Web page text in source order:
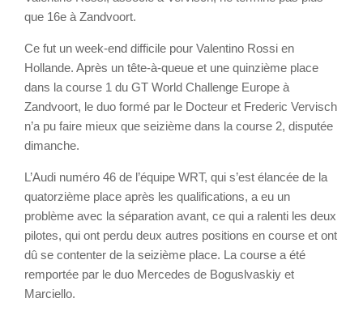
que 16e à Zandvoort.
Ce fut un week-end difficile pour Valentino Rossi en
Hollande. Après un tête-à-queue et une quinzième place
dans la course 1 du GT World Challenge Europe à
Zandvoort, le duo formé par le Docteur et Frederic Vervisch
n’a pu faire mieux que seizième dans la course 2, disputée
dimanche.
L’Audi numéro 46 de l’équipe WRT, qui s’est élancée de la
quatorzième place après les qualifications, a eu un
problème avec la séparation avant, ce qui a ralenti les deux
pilotes, qui ont perdu deux autres positions en course et ont
dû se contenter de la seizième place. La course a été
remportée par le duo Mercedes de Boguslvaskiy et
Marciello.